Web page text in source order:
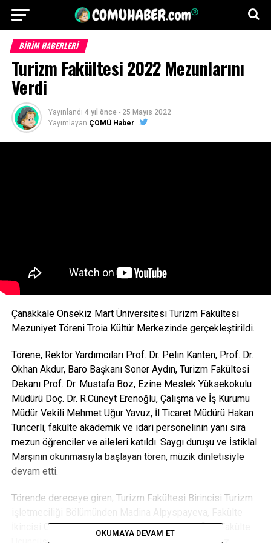
BİRİM HABERLERİ
Turizm Fakültesi 2022 Mezunlarını
Verdi
Yayınlandı 4 yıl önce - 25 Mayıs 2022
Yayımlayan ÇOMÜ Haber
Çanakkale Onsekiz Mart Üniversitesi Turizm Fakültesi
Mezuniyet Töreni Troia Kültür Merkezinde gerçekleştirildi.
Törene, Rektör Yardımcıları Prof. Dr. Pelin Kanten, Prof. Dr.
Okhan Akdur, Baro Başkanı Soner Aydın, Turizm Fakültesi
Dekanı Prof. Dr. Mustafa Boz, Ezine Meslek Yüksekokulu
Müdürü Doç. Dr. R.Cüneyt Erenoğlu, Çalışma ve İş Kurumu
Müdür Vekili Mehmet Uğur Yavuz, İl Ticaret Müdürü Hakan
Tuncerli, fakülte akademik ve idari personelinin yanı sıra
mezun öğrenciler ve aileleri katıldı. Saygı duruşu ve İstiklal
Marşının okunmasıyla başlayan tören, müzik dinletisiyle
devam etti.
Törende dereceye giren; Turizm Fakültesi Birincisi Turizm
İkincisi Gastronomi Bölümünden Berkehan Taflan, Fakülte
OKUMAYA DEVAM ET